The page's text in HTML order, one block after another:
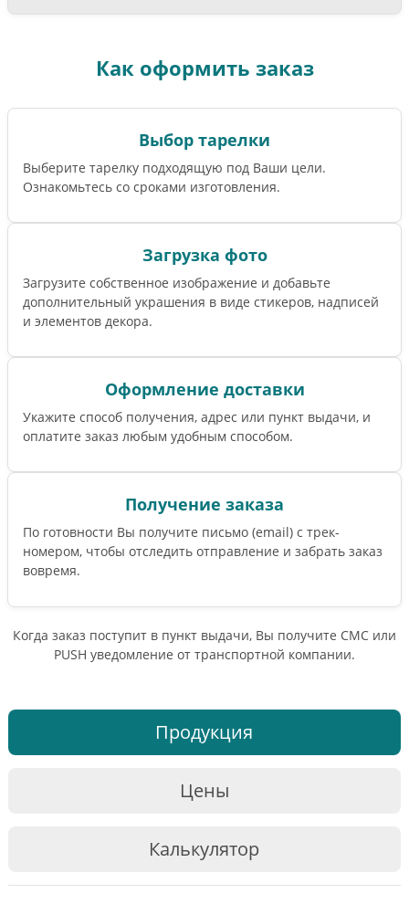
Как оформить заказ
Выбор тарелки
Выберите тарелку подходящую под Ваши цели.
Ознакомьтесь со сроками изготовления.
Загрузка фото
Загрузите собственное изображение и добавьте
дополнительный украшения в виде стикеров, надписей
и элементов декора.
Оформление доставки
Укажите способ получения, адрес или пункт выдачи, и
оплатите заказ любым удобным способом.
Получение заказа
По готовности Вы получите письмо (email) c трек-
номером, чтобы отследить отправление и забрать заказ
вовремя.
Когда заказ поступит в пункт выдачи, Вы получите СМС или
PUSH уведомление от транспортной компании.
Продукция
Цены
Калькулятор